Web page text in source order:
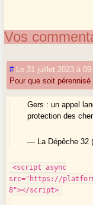
Vos
# Le 31 juillet 2023 à
Pour que soit
Gers : un appel
protection des
— La Dépêche 32
<script async
src="https://
8"></script>